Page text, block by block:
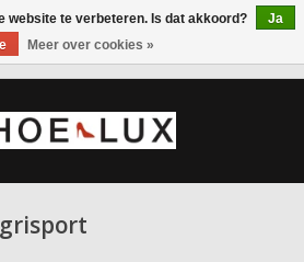
website te verbeteren. Is dat akkoord?
Ja
Meer over cookies »